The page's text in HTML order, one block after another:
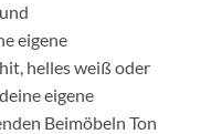
eigene
helles weiß oder
eigene
Beimöbeln Ton